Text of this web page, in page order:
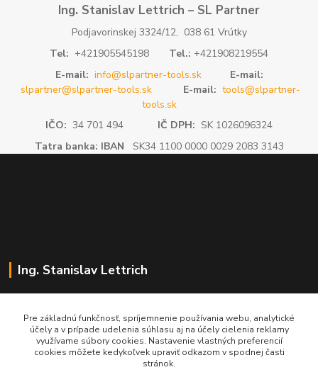
Ing. Stanislav Lettrich – SL Partner
Podjavorinskej 3324/12, 038 61 Vrútky
Tel: +421905545198 Tel.: +421908219554
E-mail: info@slpartner-tools.sk
E-mail:
slpartner@slpartner-tools.sk
E-mail: tools@slpartner-
tools.sk
IČO: 34 701 494 IČ DPH: SK 1026096324
Tatra banka: IBAN SK34 1100 0000 0029 2083 3143
Ing. Stanislav Lettrich
+421 905 545 198
NONSTOP
Pre základnú funkčnosť, spríjemnenie používania webu, analytické
účely a v prípade udelenia súhlasu aj na účely cielenia reklamy
využívame súbory cookies. Nastavenie vlastných preferencií
cookies môžete kedykoľvek upraviť odkazom v spodnej časti
stránok.